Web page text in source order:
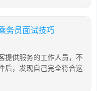
务员面试技巧
提供服务的工作人员，不
后，发现自己完全符合这